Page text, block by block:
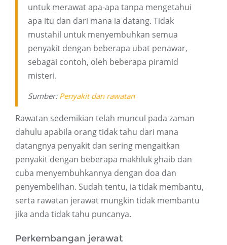
untuk merawat apa-apa tanpa mengetahui
apa itu dan dari mana ia datang. Tidak
mustahil untuk menyembuhkan semua
penyakit dengan beberapa ubat penawar,
sebagai contoh, oleh beberapa piramid
misteri.
Sumber: Penyakitdan rawatan
Rawatan sedemikian telah muncul pada zaman
dahulu apabila orang tidak tahu dari mana
datangnya penyakit dan sering mengaitkan
penyakit dengan beberapa makhluk ghaib dan
cuba menyembuhkannya dengan doa dan
penyembelihan. Sudah tentu, ia tidak membantu,
serta rawatan jerawat mungkin tidak membantu
jika anda tidak tahu puncanya.
Perkembangan jerawat